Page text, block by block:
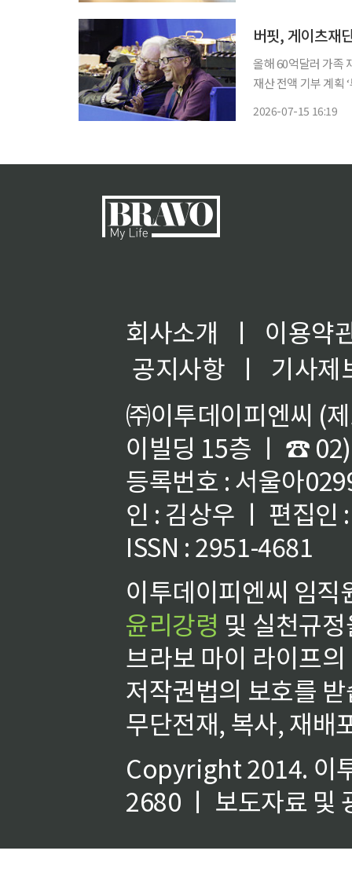
버핏, 게이츠재
올해 60억달러 가족
재산 전액 기부 계획
2026-07-15 16:19
회사소개 ㅣ
이용약
공지사항
ㅣ
기사제
㈜이투데이피엔씨 (
이빌딩 15층 ㅣ ☎
등록번호 : 서울아
인 : 김상우 ㅣ 편집인
ISSN : 2951-4681
이투데이피엔씨 임
윤리강령 및 실천규
브라보 마이 라이프
저작권법의 보호를
무단전재, 복사, 재배
Copyright 2014. 이
2680 ㅣ 보도자료